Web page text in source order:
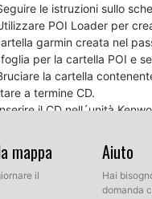
le istruzioni sullo
POI Loader per
garmin creata nel
per la cartella POI e
la cartella
a termine CD.
il CD nell´unità
vostra informazione
del dispositivo e
mappa
il
Aiuto
Hai
domanda